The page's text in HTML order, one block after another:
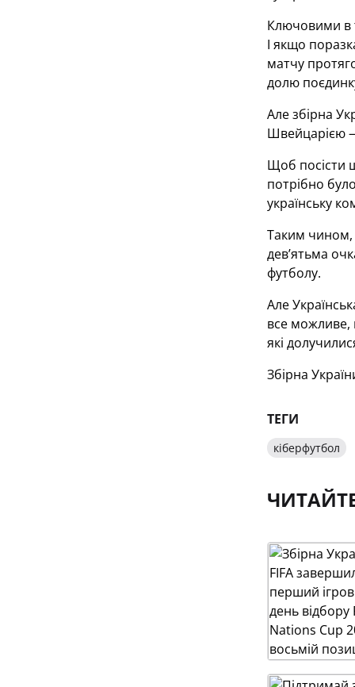
Ключовими в
І якщо
матчу
долю
Але збірна
Швейцарією
Щоб посісти
потрібно
українську
Таким чином,
дев’ятьма
футболу.
Але
все можливе,
які
Збірна
ТЕГИ
кіберфутбол